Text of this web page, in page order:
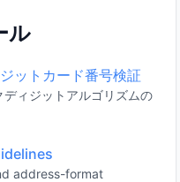
ル
ットカード番号検証
ィジットアルゴリズムの
address-format